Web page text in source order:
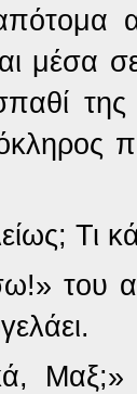
μέσα
Τι
του
Μαξ;»